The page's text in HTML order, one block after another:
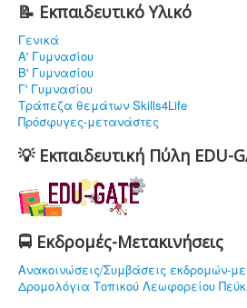
📝 Εκπαιδευτικό Υλικό
Γενικά
Α' Γυμνασίου
Β' Γυμνασίου
Γ' Γυμνασίου
Τράπεζα θεμάτων Skills4Life
Πρόσφυγες-μετανάστες
💡 Εκπαιδευτική Πύλη EDU-
🚍 Εκδρομές-Μετακινήσεις
Ανακοινώσεις/Συμβάσεις εκδρομών-
Δρομολόγια Τοπικού Λεωφορείου